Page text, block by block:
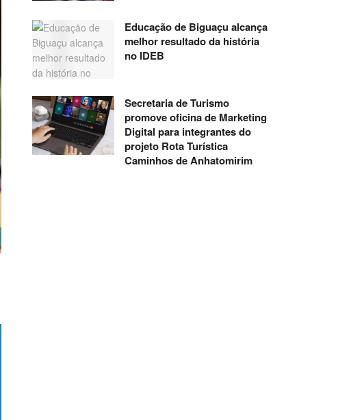
Educação de Biguaçu alcança
melhor resultado da história
no IDEB
Secretaria de Turismo
promove oficina de Marketing
Digital para integrantes do
projeto Rota Turística
Caminhos de Anhatomirim